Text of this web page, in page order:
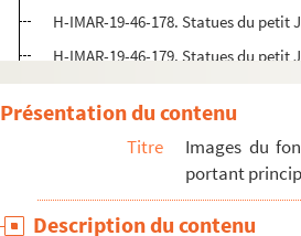
H-IMAR-19-46-178. Statues du petit
H-IMAR-19-46-179. Statues du petit
H-IMAR-19-46-180. Statues du petit
H-IMAR-19-46-181. Statues du petit
H-IMAR-19-47-182. Statues du petit
H-IMAR-19-47-184. Statues du petit
Présentation du contenu
Titre
Images du
portant
Description du contenu